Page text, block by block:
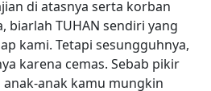
di atasnya serta korban
biarlah TUHAN sendiri yang
kami. Tetapi sesungguhnya,
karena cemas. Sebab pikir
anak kamu mungkin